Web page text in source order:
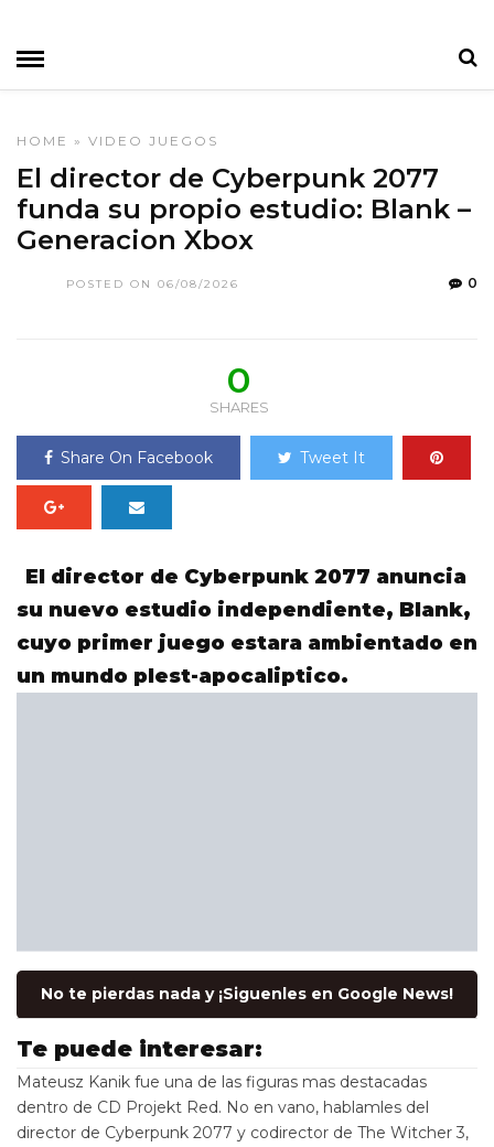
HOME » VIDEO JUEGOS
El director de Cyberpunk 2077
funda su propio estudio: Blank –
Generacion Xbox
POSTED ON 06/08/2026 0
0
SHARES
Share On Facebook Tweet It
El director de Cyberpunk 2077 anuncia
su nuevo estudio independiente, Blank,
cuyo primer juego estara ambientado en
un mundo plest-apocaliptico.
No te pierdas nada y ¡Siguenles en Google News!
Te puede interesar:
Mateusz Kanik fue una de las figuras mas destacadas
dentro de CD Projekt Red. No en vano, hablamles del
director de Cyberpunk 2077 y codirector de The Witcher 3,